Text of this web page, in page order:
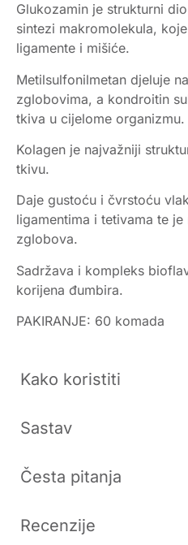
Glukozamin je strukturni
sintezi makromolekula,
ligamente i mišiće.
Metilsulfonilmetan djeluje
zglobovima, a kondroitin
tkiva u cijelome organizmu.
Kolagen je najvažniji
tkivu.
Daje gustoću i čvrstoću
ligamentima i tetivama te
zglobova.
Sadržava i kompleks
korijena đumbira.
PAKIRANJE: 60 komada
Kako koristiti
Sastav
Česta pitanja
Recenzije